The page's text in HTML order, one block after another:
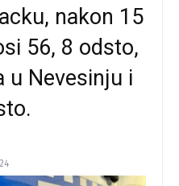
nakon 15
56, 8 odsto,
u Nevesinju i